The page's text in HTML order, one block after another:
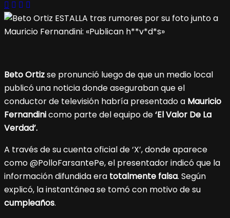
Beto Ortizse pronunció luego de que un medio local
publicó una noticia donde aseguraban que el
conductor de televisión habría presentado a Mauricio
Fernandinicomo parte del equipo de‘El Valor De La
Verdad’.
A través de su cuenta oficial de ‘X’, donde aparece
como @PolloFarsantePe, el presentador indicó que la
información difundida era totalmente falsa. Según
explicó, la instantánea se tomó con motivo de su
cumpleaños.